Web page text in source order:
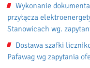
Wykonanie
przyłącza
Stanowicach wg.
Dostawa szafki
Pafawag wg zapytania